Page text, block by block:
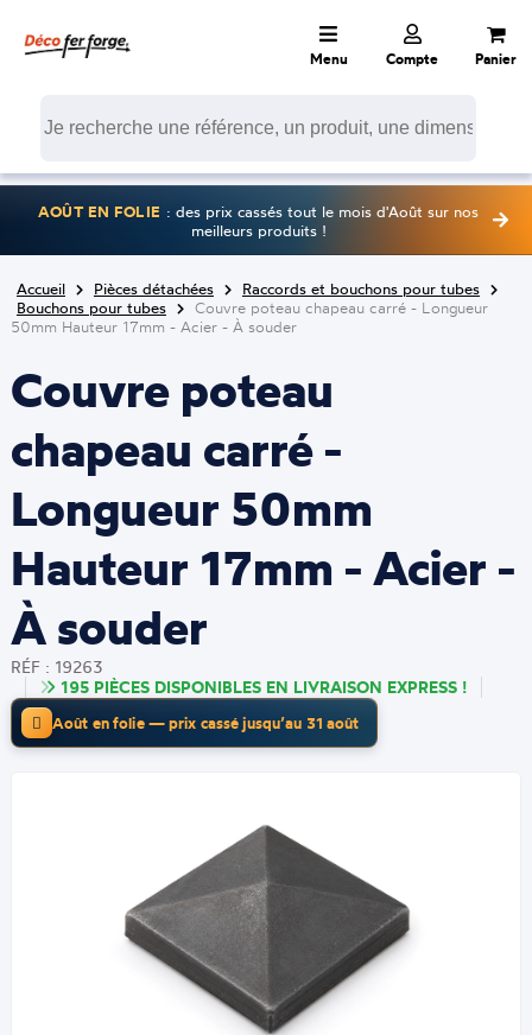
Menu Compte Panier
AOÛT EN FOLIE : des prix cassés tout le mois d'Août sur nos
meilleurs produits !
Accueil Pièces détachées
Raccords et bouchons pour tubes
Bouchons pour tubes
Couvre poteau chapeau carré - Longueur
50mm Hauteur 17mm - Acier - À souder
Couvre poteau
chapeau carré -
Longueur 50mm
Hauteur 17mm - Acier -
À souder
RÉF : 19263
195 PIÈCES DISPONIBLES EN LIVRAISON EXPRESS !
Août en folie — prix cassé jusqu’au 31 août